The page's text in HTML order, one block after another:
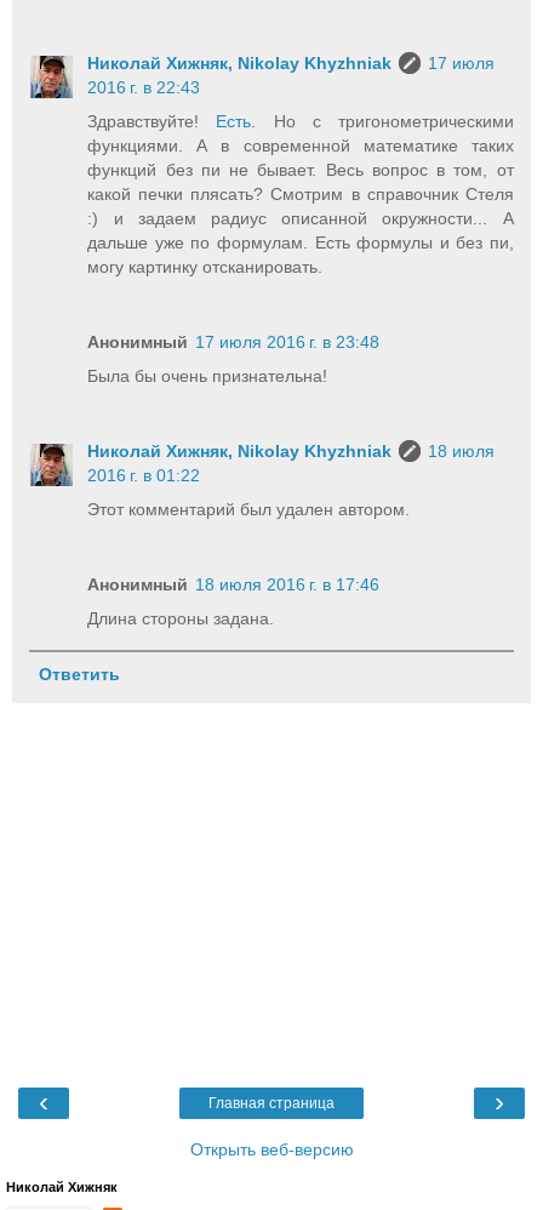
Николай Хижняк, Nikolay Khyzhniak
17 июля
2016 г. в 22:43
Здравствуйте! Есть. Но с тригонометрическими
функциями. А в современной математике таких
функций без пи не бывает. Весь вопрос в том, от
какой печки плясать? Смотрим в справочник Стеля
:) и задаем радиус описанной окружности... А
дальше уже по формулам. Есть формулы и без пи,
могу картинку отсканировать.
Анонимный 17 июля 2016 г. в 23:48
Была бы очень признательна!
Николай Хижняк, Nikolay Khyzhniak
18 июля
2016 г. в 01:22
Этот комментарий был удален автором.
Анонимный 18 июля 2016 г. в 17:46
Длина стороны задана.
Ответить
‹ ›
Главная страница
Открыть веб-версию
Николай Хижняк